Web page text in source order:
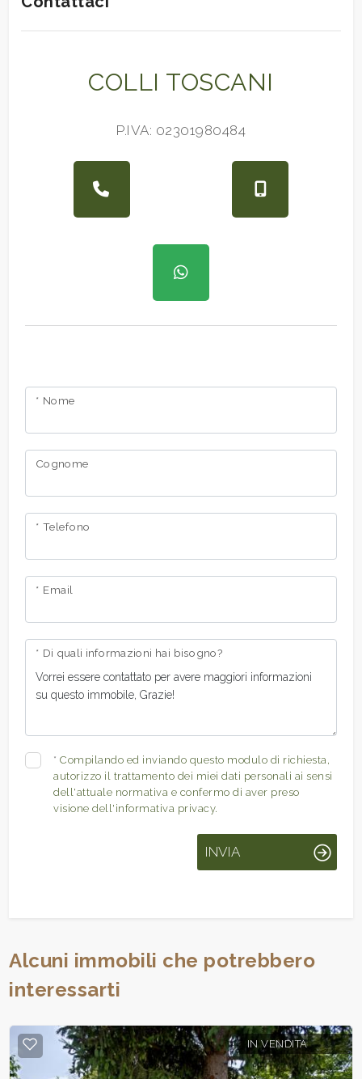
COLLI TOSCANI
P.IVA: 02301980484
* Nome
Cognome
* Telefono
* Email
* Di quali informazioni hai bisogno?
*Compilando ed inviando questo modulo di richiesta,
autorizzo il trattamento dei miei dati personali ai sensi
dell'attuale normativa e confermo di aver preso
visione dell'informativa privacy.
INVIA
Alcuni immobili che potrebbero
interessarti
IN VENDITA